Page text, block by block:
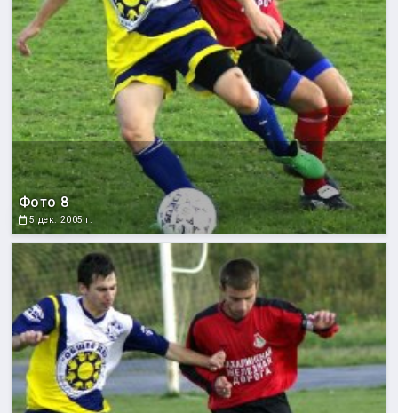
Фото 8
5 дек. 2005 г.